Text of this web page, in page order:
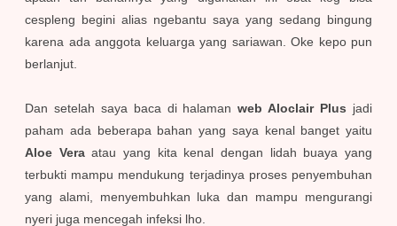
cespleng begini alias ngebantu saya yang sedang bingung
karena ada anggota keluarga yang sariawan. Oke kepo pun
berlanjut.
Dan setelah saya baca di halamanweb Aloclair Plus jadi
paham ada beberapa bahan yang saya kenal banget yaitu
Aloe Veraatau yang kita kenal dengan lidah buaya yang
terbukti mampu mendukung terjadinya proses penyembuhan
yang alami, menyembuhkan luka dan mampu mengurangi
nyeri juga mencegah infeksi lho.